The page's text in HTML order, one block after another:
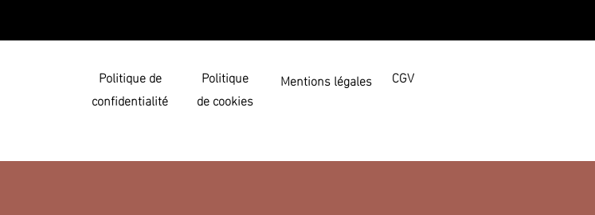
Politique de
confidentialité
Politique
de cookies
Mentions légales CGV